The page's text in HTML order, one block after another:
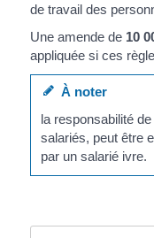
de travail des
Une amende de 10
appliquée si ces
À noter
la responsabilité
salariés, peut être
par un salarié ivre.